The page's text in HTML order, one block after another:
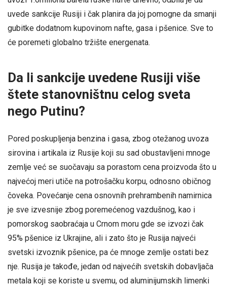
uvede sankcije Rusiji i čak planira da joj pomogne da smanji
gubitke dodatnom kupovinom nafte, gasa i pšenice. Sve to
će poremeti globalno tržište energenata.
Da li sankcije uvedene Rusiji više
štete stanovništnu celog sveta
nego Putinu?
Pored poskupljenja benzina i gasa, zbog otežanog uvoza
sirovina i artikala iz Rusije koji su sad obustavljeni mnoge
zemlje već se suočavaju sa porastom cena proizvoda što u
najvećoj meri utiče na potrošačku korpu, odnosno običnog
čoveka. Povećanje cena osnovnih prehrambenih namirnica
je sve izvesnije zbog poremećenog vazdušnog, kao i
pomorskog saobraćaja u Crnom moru gde se izvozi čak
95% pšenice iz Ukrajine, ali i zato što je Rusija najveći
svetski izvoznik pšenice, pa će mnoge zemlje ostati bez
nje. Rusija je takođe, jedan od najvećih svetskih dobavljača
metala koji se koriste u svemu, od aluminijumskih limenki